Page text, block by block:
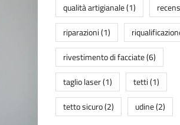
qualità artigianale(1)
riparazioni(1)
rivestimento di facciate(6)
taglio laser(1) tetti(1)
tetto sicuro(2) udine(2)